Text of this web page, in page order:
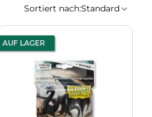
Sortiert nach:Standard
AUF LAGER